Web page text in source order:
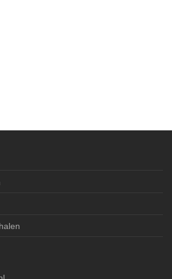
€3,50.
is: €2,00.